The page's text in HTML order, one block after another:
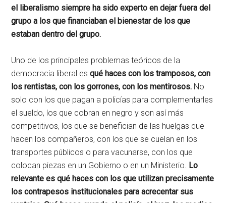
el liberalismo siempre ha sido experto en dejar fuera del
grupo a los que financiaban el bienestar de los que
estaban dentro del grupo.
Uno de los principales problemas teóricos de la
democracia liberal esqué haces con los tramposos, con
los rentistas, con los gorrones, con los mentirosos. No
solo con los que pagan a policías para complementarles
el sueldo, los que cobran en negro y son así más
competitivos, los que se benefician de las huelgas que
hacen los compañeros, con los que se cuelan en los
transportes públicos o para vacunarse, con los que
colocan piezas en un Gobierno o en un Ministerio. Lo
relevante es qué haces con los que utilizan precisamente
los contrapesos institucionales para acrecentar sus